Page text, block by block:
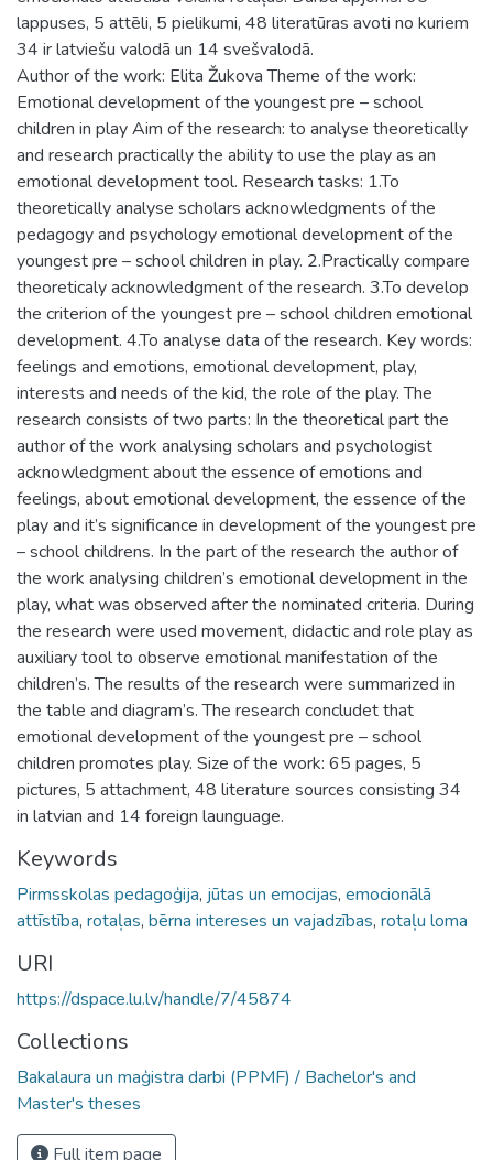
lappuses, 5 attēli, 5 pielikumi, 48 literatūras avoti no kuriem
34 ir latviešu valodā un 14 svešvalodā.
Author of the work: Elita Žukova Theme of the work:
Emotional development of the youngest pre – school
children in play Aim of the research: to analyse theoretically
and research practically the ability to use the play as an
emotional development tool. Research tasks: 1.To
theoretically analyse scholars acknowledgments of the
pedagogy and psychology emotional development of the
youngest pre – school children in play. 2.Practically compare
theoreticaly acknowledgment of the research. 3.To develop
the criterion of the youngest pre – school children emotional
development. 4.To analyse data of the research. Key words:
feelings and emotions, emotional development, play,
interests and needs of the kid, the role of the play. The
research consists of two parts: In the theoretical part the
author of the work analysing scholars and psychologist
acknowledgment about the essence of emotions and
feelings, about emotional development, the essence of the
play and it’s significance in development of the youngest pre
– school childrens. In the part of the research the author of
the work analysing children’s emotional development in the
play, what was observed after the nominated criteria. During
the research were used movement, didactic and role play as
auxiliary tool to observe emotional manifestation of the
children’s. The results of the research were summarized in
the table and diagram’s. The research concludet that
emotional development of the youngest pre – school
children promotes play. Size of the work: 65 pages, 5
pictures, 5 attachment, 48 literature sources consisting 34
in latvian and 14 foreign launguage.
Keywords
Pirmsskolas pedagoģija, jūtas un emocijas, emocionālā
attīstība, rotaļas, bērna intereses un vajadzības, rotaļu loma
URI
https://dspace.lu.lv/handle/7/45874
Collections
Bakalaura un maģistra darbi (PPMF) / Bachelor's and
Master's theses
Full item page